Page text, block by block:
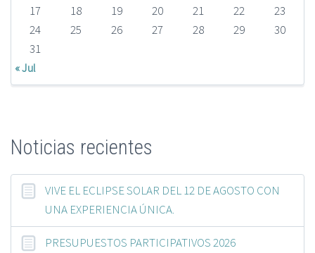
17
18 19 20 21 22
23
24
25 26 27 28 29
30
31
« Jul
Noticias recientes
VIVE EL ECLIPSE SOLAR DEL 12 DE AGOSTO CON
UNA EXPERIENCIA ÚNICA.
PRESUPUESTOS PARTICIPATIVOS 2026